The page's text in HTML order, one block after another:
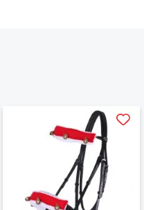
Vous devez être
d'envie